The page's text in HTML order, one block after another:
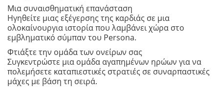
Μια συναισθηματική επανάσταση
Ηγηθείτε μιας εξέγερσης της καρδιάς σε μια
ολοκαίνουργια ιστορία που λαμβάνει χώρα στο
εμβληματικό σύμπαν του Persona.
Φτιάξτε την ομάδα των ονείρων σας
Συγκεντρώστε μια ομάδα αγαπημένων ηρώων για να
πολεμήσετε καταπιεστικές στρατιές σε συναρπαστικές
μάχες με βάση τη σειρά.